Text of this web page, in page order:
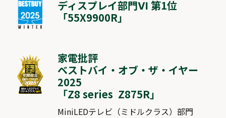
ディスプレイ部門Ⅵ 第1位
「55X9900R」
家電批評
ベストバイ・オブ・ザ・イヤー
2025
「Z8 series Z875R」
MiniLEDテレビ（ミドルクラス）部門